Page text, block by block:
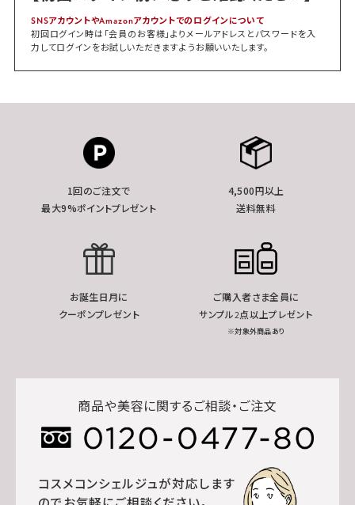
SNSアカウントやAmazonアカウントでのログインについて
初回ログイン時は「会員のお客様」よりメールアドレスとパスワードを入
力してログインをお試しいただきますようお願いいたします。
1回のご注文で
最大9%ポイントプレゼント
4,500円以上
送料無料
お誕生日月に
クーポンプレゼント
ご購入者さま全員に
サンプル2点以上プレゼント
※対象外商品あり
商品や美容に関するご相談・ご注文
コスメコンシェルジュが対応します